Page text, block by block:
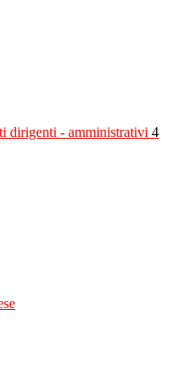
dirigenti - amministrativi 4